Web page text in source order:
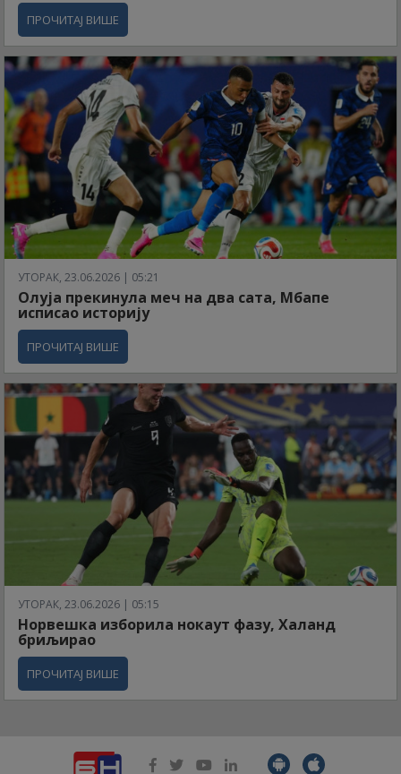
ПРОЧИТАЈ ВИШЕ
УТОРАК, 23.06.2026 | 05:21
Олуја прекинула меч на два сата, Мбапе
исписао историју
ПРОЧИТАЈ ВИШЕ
УТОРАК, 23.06.2026 | 05:15
Норвешка изборила нокаут фазу, Халанд
бриљирао
ПРОЧИТАЈ ВИШЕ